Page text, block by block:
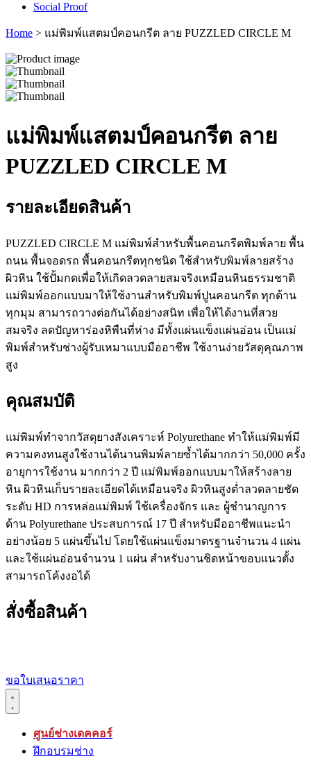
Social Proof
Home > แม่พิมพ์แสตมป์คอนกรีต ลาย PUZZLED CIRCLE M
แม่พิมพ์แสตมป์คอนกรีต ลาย
PUZZLED CIRCLE M
รายละเอียดสินค้า
PUZZLED CIRCLE M แม่พิมพ์สำหรับพื้นคอนกรีตพิมพ์ลาย พื้น
ถนน พื้นจอดรถ พื้นคอนกรีตทุกชนิด ใช้สำหรับพิมพ์ลายสร้าง
ผิวหิน ใช้ปั้มกดเพื่อให้เกิดลวดลายสมจริงเหมือนหินธรรมชาติ
แม่พิมพ์ออกแบบมาให้ใช้งานสำหรับพิมพ์ปูนคอนกรีต ทุกด้าน
ทุกมุม สามารถวางต่อกันได้อย่างสนิท เพื่อให้ได้งานที่สวย
สมจริง ลดปัญหาร่องหิพืนที่ห่าง มีทั้งแผ่นแข็งแผ่นอ่อน เป็นแม่
พิมพ์สำหรับช่างผู้รับเหมาแบบมืออาชีพ ใช้งานง่ายวัสดุคุณภาพ
สูง
คุณสมบัติ
แม่พิมพ์ทำจากวัสดุยางสังเคราะห์ Polyurethane ทำให้แม่พิมพ์มี
ความคงทนสูงใช้งานได้นานพิมพ์ลายซ้ำได้มากกว่า 50,000 ครั้ง
อายุการใช้งาน มากกว่า 2 ปี แม่พิมพ์ออกแบบมาให้สร้างลาย
หิน ผิวหินเก็บรายละเอียดได้เหมือนจริง ผิวหินสูงต่ำลวดลายชัด
ระดับ HD การหล่อแม่พิมพ์ ใช้เครื่องจักร และ ผู้ชำนาญการ
ด้าน Polyurethane ประสบการณ์ 17 ปี สำหรับมืออาชีพแนะนำ
อย่างน้อย 5 แผ่นขึ้นไป โดยใช้แผ่นแข็งมาตรฐานจำนวน 4 แผ่น
และใช้แผ่นอ่อนจำนวน 1 แผ่น สำหรับงานชิดหน้าขอบแนวตั้ง
สามารถโค้งงอได้
สั่งซื้อสินค้า
ขอใบเสนอราคา
ศูนย์ช่างเดคคอร์
ฝึกอบรมช่าง